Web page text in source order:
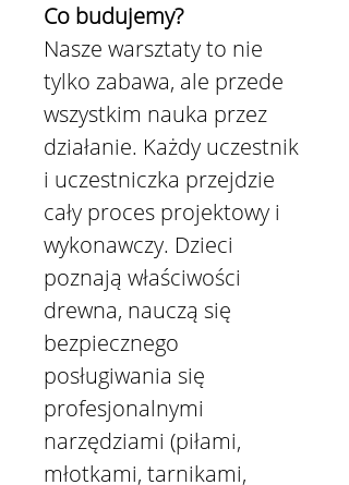
Co budujemy?
Nasze warsztaty to nie
tylko zabawa, ale przede
wszystkim nauka przez
działanie. Każdy uczestnik
i uczestniczka przejdzie
cały proces projektowy i
wykonawczy. Dzieci
poznają właściwości
drewna, nauczą się
bezpiecznego
posługiwania się
profesjonalnymi
narzędziami (piłami,
młotkami, tarnikami,